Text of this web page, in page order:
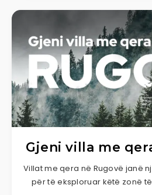
Gjeni villa me
Villat me qera në Rugovë janë
për të eksploruar këtë zonë